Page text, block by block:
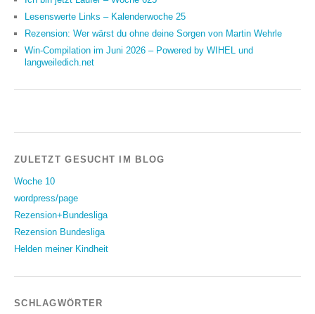
Lesenswerte Links – Kalenderwoche 25
Rezension: Wer wärst du ohne deine Sorgen von Martin Wehrle
Win-Compilation im Juni 2026 – Powered by WIHEL und
langweiledich.net
ZULETZT GESUCHT IM BLOG
Woche 10
wordpress/page
Rezension+Bundesliga
Rezension Bundesliga
Helden meiner Kindheit
SCHLAGWÖRTER